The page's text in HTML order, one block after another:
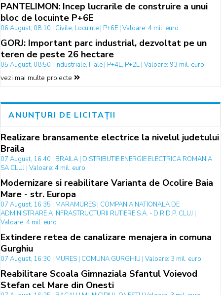
PANTELIMON: Incep lucrarile de construire a unui
bloc de locuinte P+6E
06 August, 08:10 | Civile, Locuinte | P+6E | Valoare: 4 mil. euro
GORJ: Important parc industrial, dezvoltat pe un
teren de peste 26 hectare
05 August, 08:50 | Industriale, Hale | P+4E, P+2E | Valoare: 93 mil. euro
vezi mai multe proiecte
ANUNȚURI DE LICITAȚII
Realizare bransamente electrice la nivelul judetului
Braila
07 August, 16:40 | BRAILA | DISTRIBUTIE ENERGIE ELECTRICA ROMANIA
SA CLUJ | Valoare: 4 mil. euro
Modernizare si reabilitare Varianta de Ocolire Baia
Mare - str. Europa
07 August, 16:35 | MARAMURES | COMPANIA NATIONALA DE
ADMINISTRARE A INFRASTRUCTURII RUTIERE S.A. - D.R.D.P. CLUJ |
Valoare: 4 mil. euro
Extindere retea de canalizare menajera in comuna
Gurghiu
07 August, 16:30 | MURES | COMUNA GURGHIU | Valoare: 3 mil. euro
Reabilitare Scoala Gimnaziala Sfantul Voievod
Stefan cel Mare din Onesti